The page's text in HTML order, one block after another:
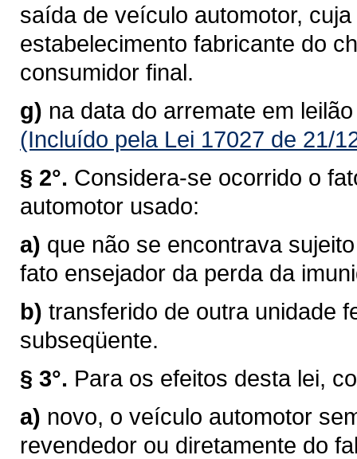
saída de veículo automotor,
estabelecimento fabricante do
consumidor final.
g) na data do arremate em
(Incluído pela Lei 17027 de 21/
§ 2°. Considera-se ocorrido o
automotor usado:
a) que não se encontrava
fato ensejador da perda da
b) transferido de outra unidade
subseqüente.
§ 3°. Para os efeitos desta lei,
a) novo, o veículo automotor
revendedor ou diretamente do